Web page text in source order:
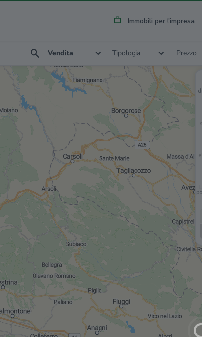
Immobili per l'impresa
Vendita Tipologia Prezzo
Mostra tutti gli immobili del riquadro